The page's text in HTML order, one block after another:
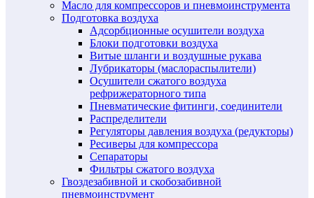
Масло для компрессоров и пневмоинструмента
Подготовка воздуха
Адсорбционные осушители воздуха
Блоки подготовки воздуха
Витые шланги и воздушные рукава
Лубрикаторы (маслораспылители)
Осушители сжатого воздуха
рефрижераторного типа
Пневматические фитинги, соединители
Распределители
Регуляторы давления воздуха (редукторы)
Ресиверы для компрессора
Сепараторы
Фильтры сжатого воздуха
Гвоздезабивной и скобозабивной
пневмоинструмент